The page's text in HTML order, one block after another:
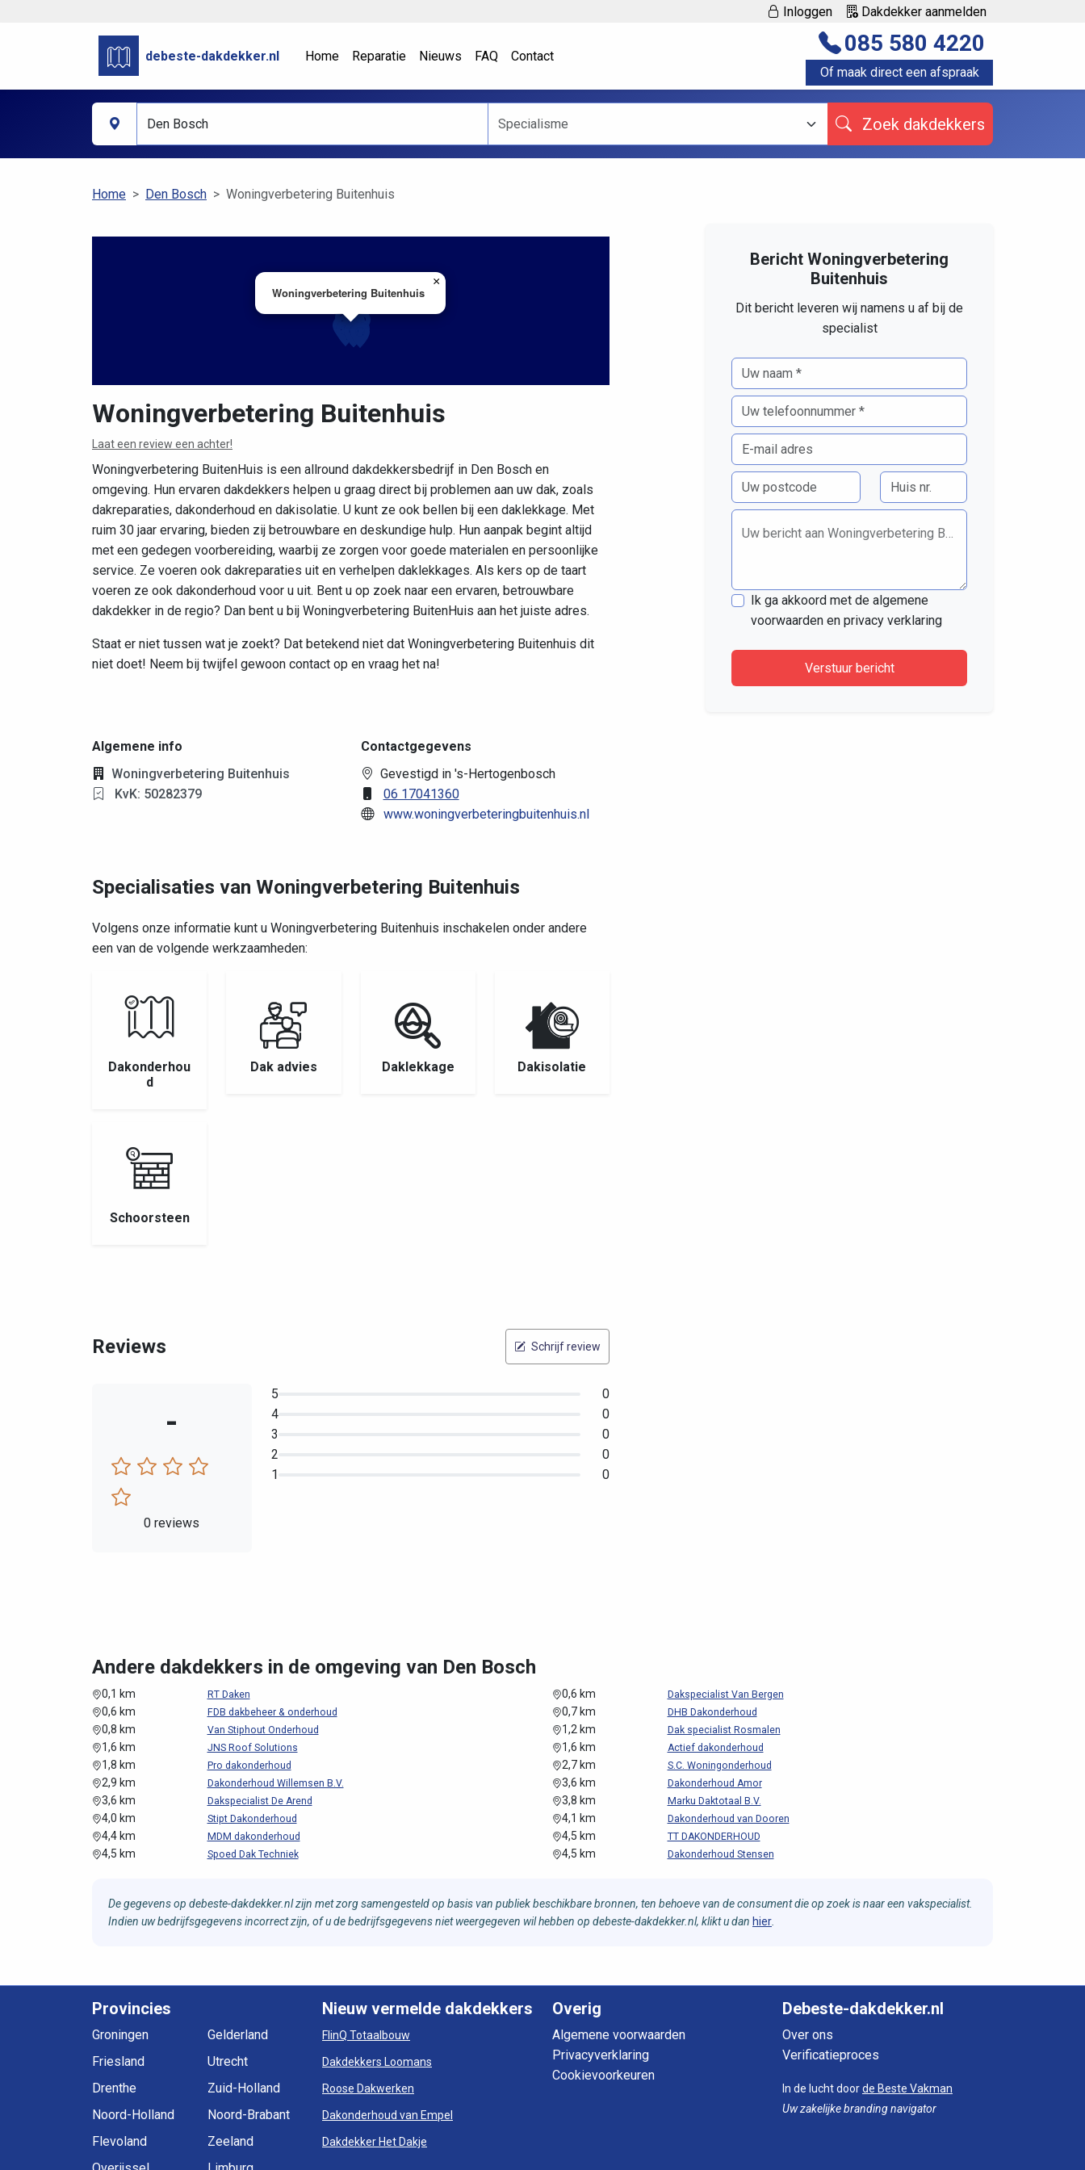
Inloggen Dakdekker aanmelden
debeste-dakdekker.nl Home Reparatie Nieuws FAQ Contact 085 580 4220
Of maak direct een afspraak
Zoek dakdekkers
Home Den Bosch Woningverbetering Buitenhuis
Woningverbetering Buitenhuis
×
Woningverbetering Buitenhuis
Laat een review een achter!
Woningverbetering BuitenHuis is een allround dakdekkersbedrijf in Den Bosch en
omgeving. Hun ervaren dakdekkers helpen u graag direct bij problemen aan uw dak, zoals
dakreparaties, dakonderhoud en dakisolatie. U kunt ze ook bellen bij een daklekkage. Met
ruim 30 jaar ervaring, bieden zij betrouwbare en deskundige hulp. Hun aanpak begint altijd
met een gedegen voorbereiding, waarbij ze zorgen voor goede materialen en persoonlijke
service. Ze voeren ook dakreparaties uit en verhelpen daklekkages. Als kers op de taart
voeren ze ook dakonderhoud voor u uit. Bent u op zoek naar een ervaren, betrouwbare
dakdekker in de regio? Dan bent u bij Woningverbetering BuitenHuis aan het juiste adres.
Staat er niet tussen wat je zoekt? Dat betekend niet dat Woningverbetering Buitenhuis dit
niet doet! Neem bij twijfel gewoon contact op en vraag het na!
Algemene info
Woningverbetering Buitenhuis
KvK: 50282379
Contactgegevens
Gevestigd in 's-Hertogenbosch
06 17041360
www.woningverbeteringbuitenhuis.nl
Specialisaties van Woningverbetering Buitenhuis
Volgens onze informatie kunt u Woningverbetering Buitenhuis inschakelen onder andere
een van de volgende werkzaamheden:
Dakonderhou
d
Dak advies Daklekkage Dakisolatie
Schoorsteen
Reviews Schrijf review
-
0 reviews
5
0
4
0
3
0
2
0
1
0
Bericht Woningverbetering
Buitenhuis
Dit bericht leveren wij namens u af bij de
specialist
Uw bericht aan Woningverbetering Buitenhuis
Ik ga akkoord met de algemene
voorwaarden en privacy verklaring
Verstuur bericht
Andere dakdekkers in de omgeving van Den Bosch
0,1 km RT Daken 0,6 km Dakspecialist Van Bergen
0,6 km FDB dakbeheer & onderhoud 0,7 km DHB Dakonderhoud
0,8 km Van Stiphout Onderhoud 1,2 km Dak specialist Rosmalen
1,6 km JNS Roof Solutions 1,6 km Actief dakonderhoud
1,8 km Pro dakonderhoud 2,7 km S.C. Woningonderhoud
2,9 km Dakonderhoud Willemsen B.V. 3,6 km Dakonderhoud Amor
3,6 km Dakspecialist De Arend 3,8 km Marku Daktotaal B.V.
4,0 km Stipt Dakonderhoud 4,1 km Dakonderhoud van Dooren
4,4 km MDM dakonderhoud 4,5 km TT DAKONDERHOUD
4,5 km Spoed Dak Techniek 4,5 km Dakonderhoud Stensen
De gegevens op debeste-dakdekker.nl zijn met zorg samengesteld op basis van publiek beschikbare bronnen, ten behoeve van de consument die op zoek is naar een vakspecialist.
Indien uw bedrijfsgegevens incorrect zijn, of u de bedrijfsgegevens niet weergegeven wil hebben op debeste-dakdekker.nl, klikt u dan hier
Provincies
Groningen
Friesland
Drenthe
Noord-Holland
Flevoland
Gelderland
Utrecht
Zuid-Holland
Noord-Brabant
Zeeland
Nieuw vermelde dakdekkers
FlinQ Totaalbouw
Dakdekkers Loomans
Roose Dakwerken
Dakonderhoud van Empel
Dakdekker Het Dakje
Overig
Algemene voorwaarden
Privacyverklaring
Cookievoorkeuren
Debeste-dakdekker.nl
Over ons
Verificatieproces
In de lucht doorde Beste Vakman
Uw zakelijke branding navigator